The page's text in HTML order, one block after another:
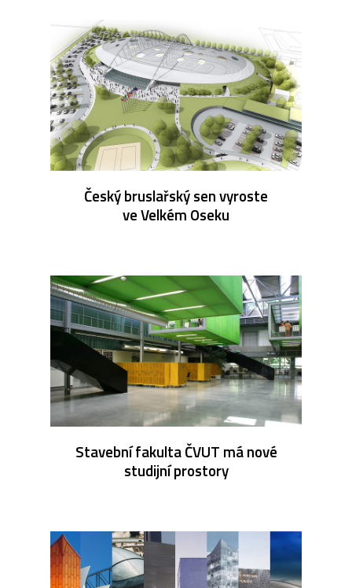
Český bruslařský sen vyroste
ve Velkém Oseku
Stavební fakulta ČVUT má nové
studijní prostory